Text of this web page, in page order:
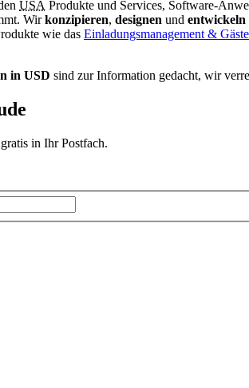
USA Produkte und Services, Software-
Wirkonzipieren, designen und entwickeln
wie das Einladungsmanagement &
in USD sind zur Information gedacht, wir
in Ihr Postfach.